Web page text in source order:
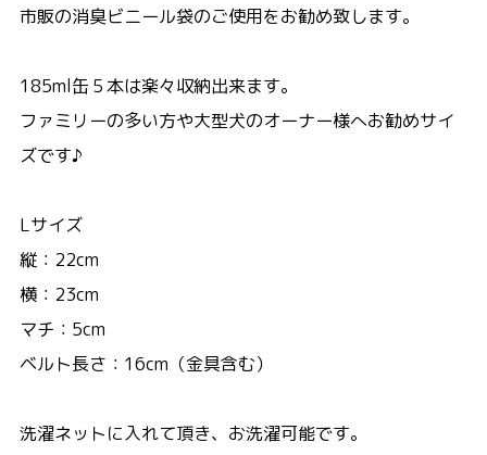
市販の消臭ビニール袋のご使用をお勧め致します。
185ml缶５本は楽々収納出来ます。
ファミリーの多い方や大型犬のオーナー様へお勧めサイ
ズです♪
Lサイズ
縦：22cm
横：23cm
マチ：5cm
ベルト長さ：16cm（金具含む）
洗濯ネットに入れて頂き、お洗濯可能です。